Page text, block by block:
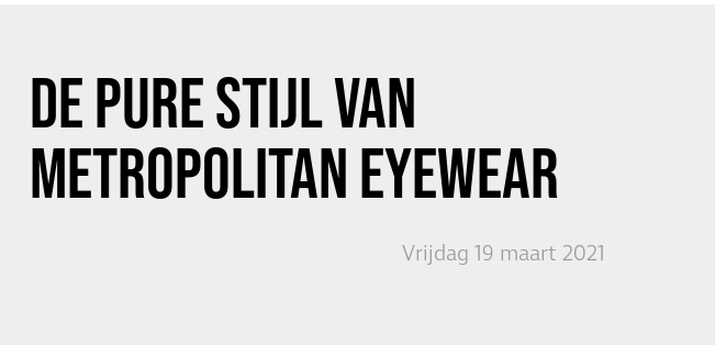
DE PURE STIJL VAN
METROPOLITAN EYEWEAR
Vrijdag 19 maart 2021